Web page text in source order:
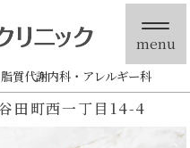
脂質代謝内科 アレルギー科
田町西一丁目14-4
menu